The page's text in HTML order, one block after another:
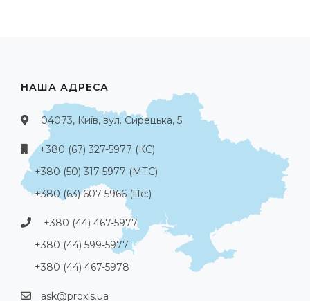
НАША АДРЕСА
04073, Київ, вул. Сирецька, 5
+380 (67) 327-5977 (КС)
+380 (50) 317-5977 (МТС)
+380 (63) 607-5966 (life:)
+380 (44) 467-5977
+380 (44) 599-5977
+380 (44) 467-5978
ask@proxis.ua